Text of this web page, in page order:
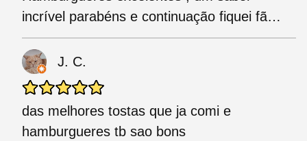
incrível parabéns e continuação fiquei fã…
J. C.
das melhores tostas que ja comi e
hamburgueres tb sao bons